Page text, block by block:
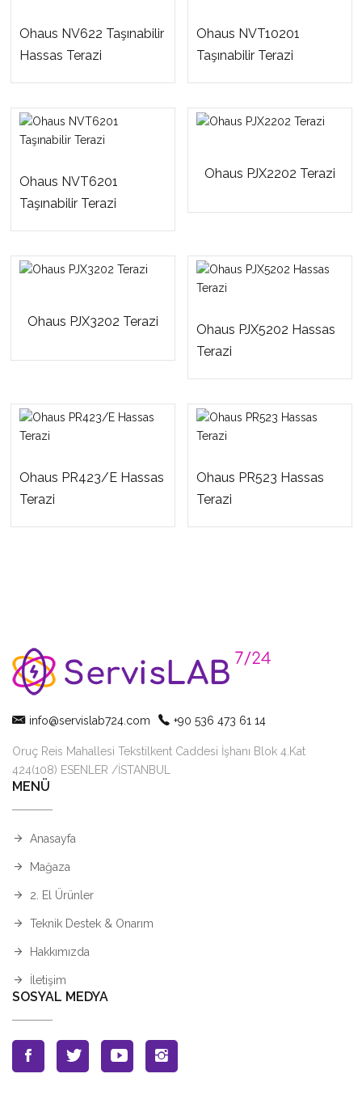
Ohaus NV622 Taşınabilir
Hassas Terazi
Ohaus NVT10201
Taşınabilir Terazi
Ohaus NVT6201
Taşınabilir Terazi
Ohaus PJX2202 Terazi
Ohaus PJX3202 Terazi
Ohaus PJX5202 Hassas
Terazi
Ohaus PR423/E Hassas
Terazi
Ohaus PR523 Hassas
Terazi
info@servislab724.com +90 536 473 61 14
Oruç Reis Mahallesi Tekstilkent Caddesi İşhanı Blok 4.Kat
424(108) ESENLER /İSTANBUL
MENÜ
Anasayfa
Mağaza
2. El Ürünler
Teknik Destek & Onarım
Hakkımızda
İletişim
SOSYAL MEDYA